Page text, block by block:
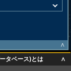
∧
タベース)とは ∧